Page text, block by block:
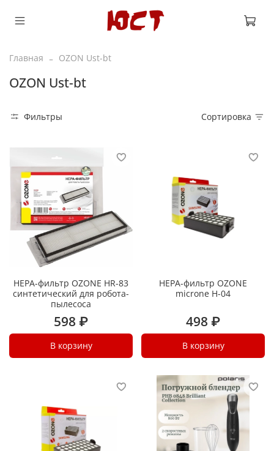
Главная OZON Ust-bt
OZON Ust-bt
Фильтры Сортировка
HEPA-фильтр OZONE HR-83
синтетический для робота-
пылесоса
598 ₽
В корзину
HEPA-фильтр OZONE
microne H-04
498 ₽
В корзину